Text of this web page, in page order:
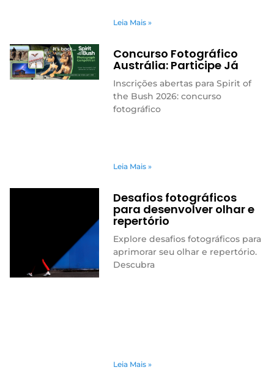
Leia Mais »
Concurso Fotográfico
Austrália: Participe Já
Inscrições abertas para Spirit of
the Bush 2026: concurso
fotográfico
Leia Mais »
Desafios fotográficos
para desenvolver olhar e
repertório
Explore desafios fotográficos para
aprimorar seu olhar e repertório.
Descubra
Leia Mais »